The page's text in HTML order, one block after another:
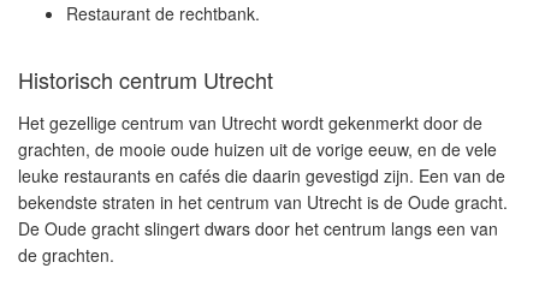
Restaurant de rechtbank.
Historisch centrum Utrecht
Het gezellige centrum van Utrecht wordt gekenmerkt door de
grachten, de mooie oude huizen uit de vorige eeuw, en de vele
leuke restaurants en cafés die daarin gevestigd zijn. Een van de
bekendste straten in het centrum van Utrecht is de Oude gracht.
De Oude gracht slingert dwars door het centrum langs een van
de grachten.